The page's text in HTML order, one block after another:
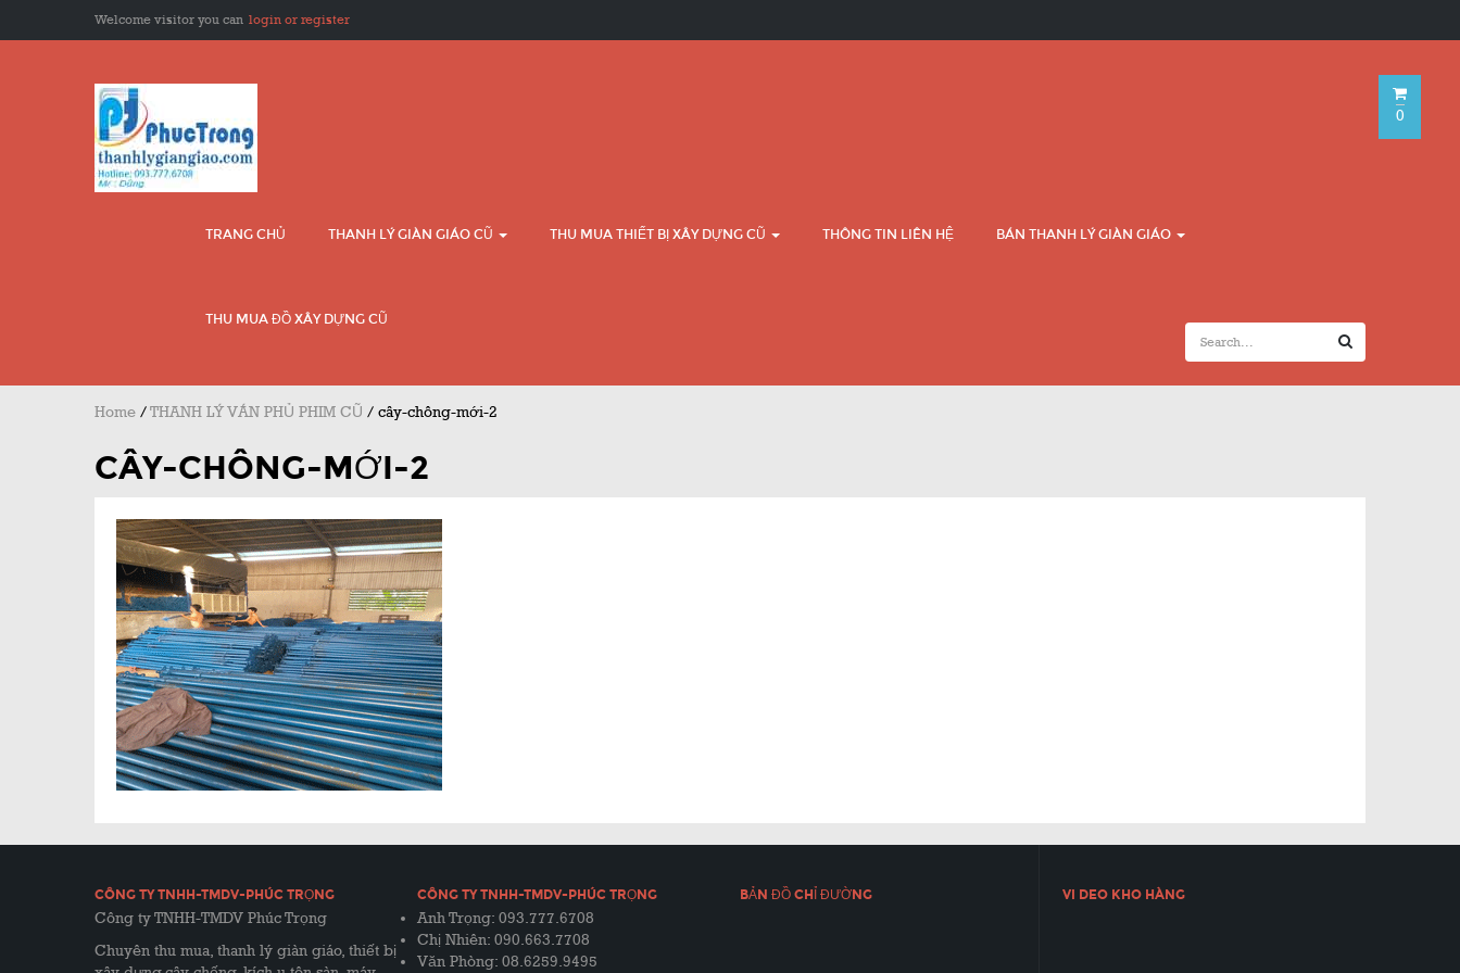
Welcome visitor you can login or register
TRANG CHỦ THANH LÝ GIÀN GIÁO CŨ THU MUA THIẾT BỊ XÂY DỰNG CŨ THÔNG TIN LIÊN HỆ BÁN THANH LÝ GIÀN GIÁO
THU MUA ĐỒ XÂY DỰNG CŨ
0
Home /THANH LÝ VÁN PHỦ PHIM CŨ / cây-chông-mới-2
CÂY-CHÔNG-MỚI-2
CÔNG TY TNHH-TMDV-PHÚC TRỌNG
Công ty TNHH-TMDV Phúc Trọng
Chuyên thu mua, thanh lý giàn giáo, thiết bị
CÔNG TY TNHH-TMDV-PHÚC TRỌNG
Anh Trọng: 093.777.6708
Chị Nhiên: 090.663.7708
Văn Phòng: 08.6259.9495
BẢN ĐỒ CHỈ ĐƯỜNG VI DEO KHO HÀNG